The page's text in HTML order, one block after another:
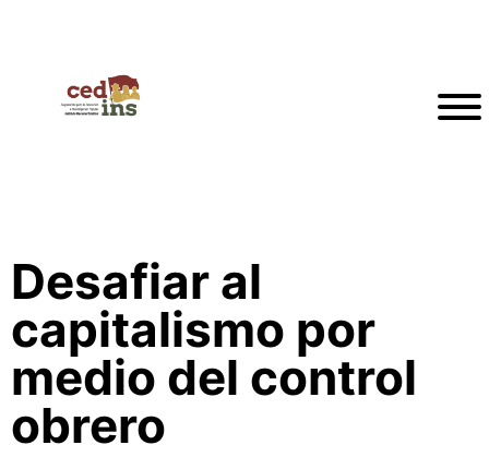
Desafiar al
capitalismo por
medio del control
obrero